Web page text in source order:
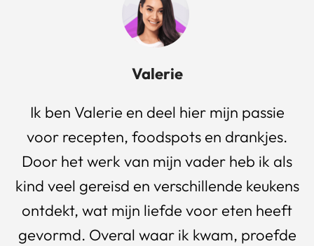
Valerie
Ik ben Valerie en deel hier mijn passie
voor recepten, foodspots en drankjes.
Door het werk van mijn vader heb ik als
kind veel gereisd en verschillende keukens
ontdekt, wat mijn liefde voor eten heeft
gevormd. Overal waar ik kwam, proefde